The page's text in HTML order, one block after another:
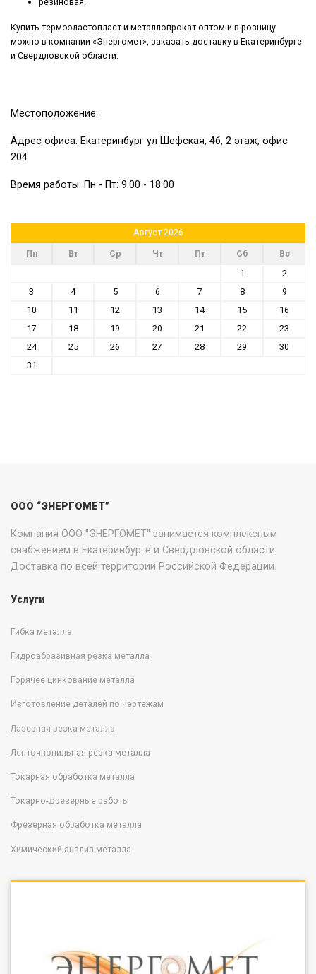
Купить термоэластопласт и металлопрокат оптом и в розницу
можно в компании «Энергомет», заказать доставку в Екатеринбурге
и Свердловской области.
Местоположение:
Адрес офиса: Екатеринбург ул Шефская, 4б, 2 этаж, офис
204
Время работы: Пн - Пт: 9.00 - 18:00
Август 2026
Пн
Вт Ср Чт Пт Сб
Вс
1
2
3
4 5 6 7 8
9
10
11 12 13 14 15
16
17
18 19 20 21 22
23
24
25 26 27 28 29
30
31
ООО “ЭНЕРГОМЕТ”
Компания ООО "ЭНЕРГОМЕТ" занимается комплексным
снабжением в Екатеринбурге и Свердловской области.
Доставка по всей территории Российской Федерации.
Услуги
Гибка металла
Гидроабразивная резка металла
Горячее цинкование металла
Изготовление деталей по чертежам
Лазерная резка металла
Ленточнопильная резка металла
Токарная обработка металла
Токарно-фрезерные работы
Фрезерная обработка металла
Химический анализ металла